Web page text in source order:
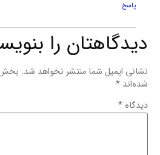
پاسخ
دیدگاهتان را
نشانی ایمیل شما منتشر نخواهد شد.
شده‌اند *
دیدگاه *